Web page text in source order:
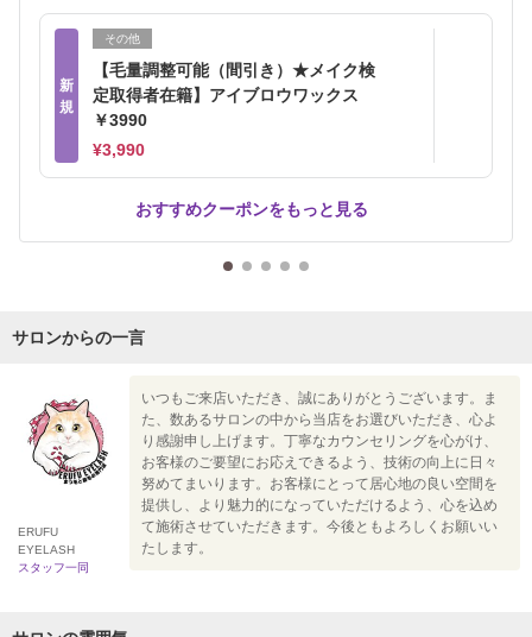
新
規
その他
【毛量調整可能（間引き）★メイク検
定取得者在籍】アイブロウワックス
￥3990
¥3,990
おすすめクーポンをもっと見る
サロンからの一言
ERUFU
EYELASH
スタッフ一同
いつもご来店いただき、誠にありがとうございます。ま
た、数あるサロンの中から当店をお選びいただき、心よ
り感謝申し上げます。丁寧なカウンセリングを心がけ、
お客様のご要望にお応えできるよう、技術の向上に日々
努めてまいります。お客様にとって居心地の良い空間を
提供し、より魅力的になっていただけるよう、心を込め
て施術させていただきます。今後ともよろしくお願いい
たします。